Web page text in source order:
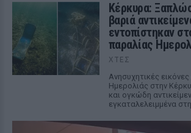
Κέρκυρα:
βαριά
εντοπίστηκαν
παραλίας
ΧΤΕΣ
Ανησυχητικές
Ημερολιάς στην
και ογκώδη
εγκαταλελειμμένα